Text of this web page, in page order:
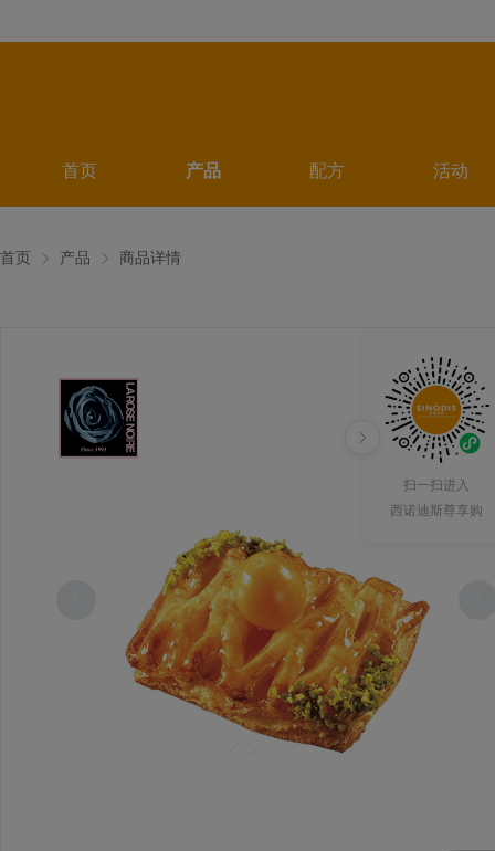
首页 产品 配方 活动
扫一扫进入
西诺迪斯尊享购
首页 产品 商品详情